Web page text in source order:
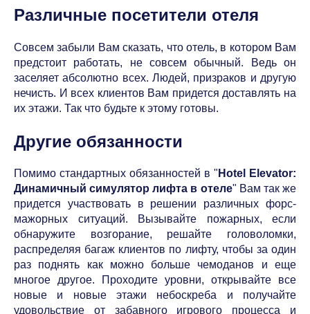
Различные посетители отеля
Совсем забыли Вам сказать, что отель, в котором Вам
предстоит работать, не совсем обычный. Ведь он
заселяет абсолютно всех. Людей, призраков и другую
нечисть. И всех клиентов Вам придется доставлять на
их этажи. Так что будьте к этому готовы.
Другие обязанности
Помимо стандартных обязанностей в " Hotel Elevator:
Динамичный симулятор лифта в отеле" Вам так же
придется участвовать в решении различных форс-
мажорных ситуаций. Вызывайте пожарных, если
обнаружите возгорание, решайте головоломки,
распределяя багаж клиентов по лифту, чтобы за один
раз поднять как можно больше чемоданов и еще
многое другое. Проходите уровни, открывайте все
новые и новые этажи небоскреба и получайте
удовольствие от забавного игрового процесса и